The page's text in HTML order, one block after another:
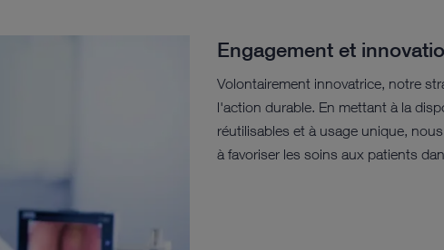
Engagement et
Volontairement innovatrice, notre
l'action durable. En mettant à la
réutilisables et à usage unique,
à favoriser les soins aux patients